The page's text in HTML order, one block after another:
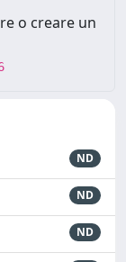
o creare un
ND
ND
ND